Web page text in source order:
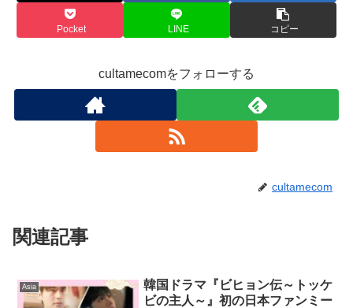
Pocket LINE コピー
cultamecomをフォローする
cultamecom
関連記事
Asia
韓国ドラマ『ビヒョン伝～トッケ
ビの主人～』初の日本ファンミー